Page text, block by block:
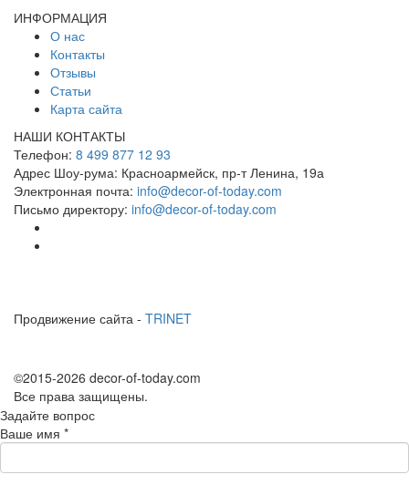
ИНФОРМАЦИЯ
О нас
Контакты
Отзывы
Статьи
Карта сайта
НАШИ КОНТАКТЫ
Телефон: 8 499 877 12 93
Адрес Шоу-рума: Красноармейск, пр-т Ленина, 19а
Электронная почта: info@decor-of-today.com
Письмо директору: info@decor-of-today.com
Продвижение сайта - TRINET
©2015-2026 decor-of-today.com
Все права защищены.
Задайте вопрос
Ваше имя *